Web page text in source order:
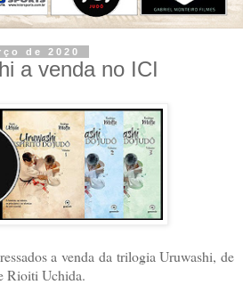
de 2020
a venda no ICI
a venda da trilogia Uruwashi, de
Rioiti Uchida.